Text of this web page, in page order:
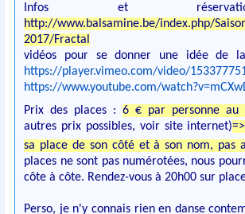
Infos et
http://www.balsamine.be/index.php/
2017/Fractal
vidéos pour se donner une idée de
https://player.vimeo.com/video/
https://www.youtube.com/
Prix des places :6 € par personne au
autres prix possibles, voir site internet)
sa place de son côté et à son nom, pas
places ne sont pas numérotées, nous
côte à côte. Rendez-vous à 20h00 sur
Perso, je n'y connais rien en danse